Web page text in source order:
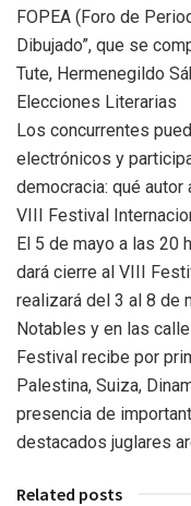
FOPEA (Foro de
Dibujado”, que se
Tute, Hermenegildo
Elecciones Literarias
Los concurrentes
electrónicos y
democracia: qué autor
VIII Festival
El 5 de mayo a las 20
dará cierre al VIII
realizará del 3 al 8 de
Notables y en las
Festival recibe por
Palestina, Suiza,
presencia de
destacados juglares
Related posts